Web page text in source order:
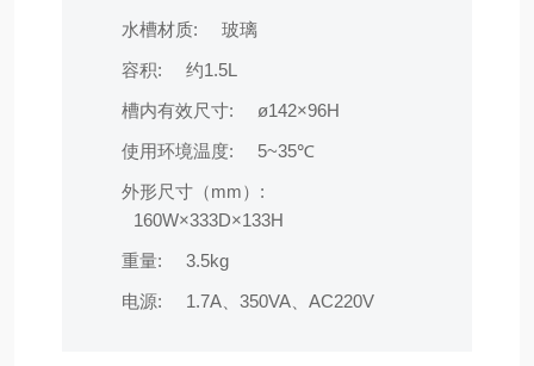
水槽材质:
玻璃
容积:
约1.5L
槽内有效尺寸:
ø142×96H
使用环境温度:
5~35℃
外形尺寸（mm）:
160W×333D×133H
重量:
3.5kg
电源:
1.7A、350VA、AC220V